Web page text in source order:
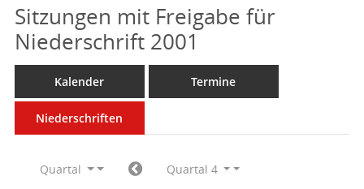
Sitzungen mit Freigabe für
Niederschrift 2001
Kalender Termine
Niederschriften
Quartal
Quartal 4